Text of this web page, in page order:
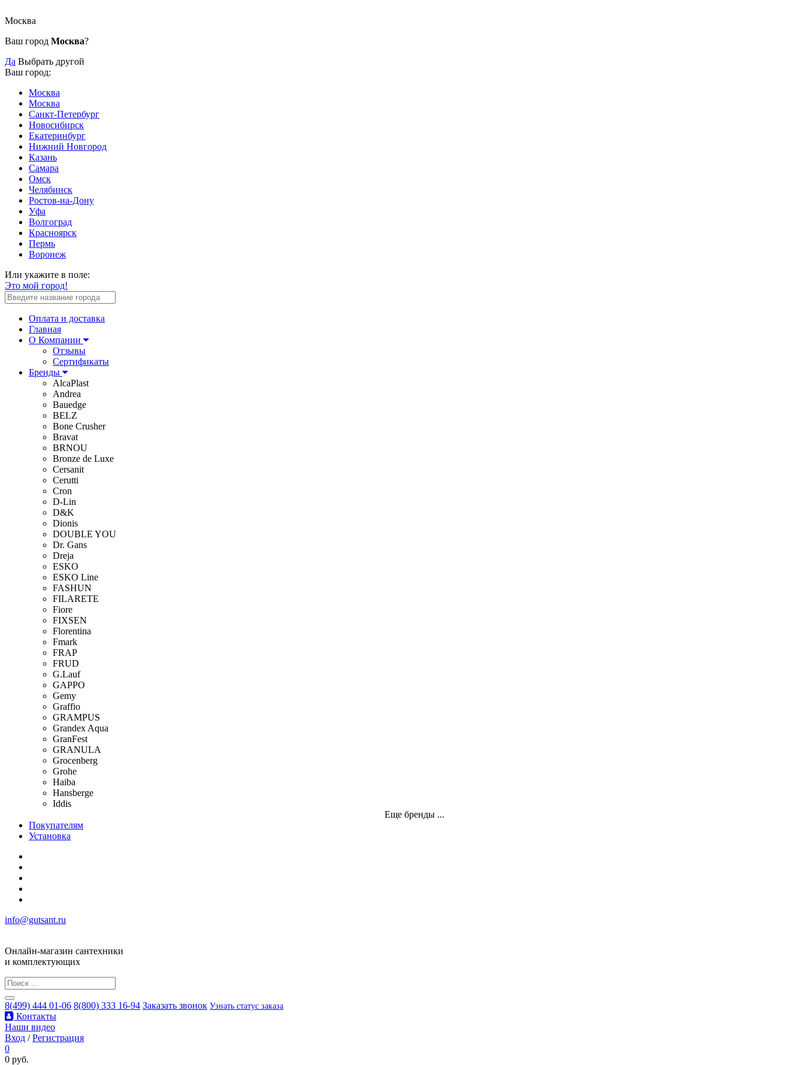
Москва
Ваш город Москва?
Да Выбрать другой
Ваш город:
Москва
Москва
Санкт-Петербург
Новосибирск
Екатеринбург
Нижний Новгород
Казань
Самара
Омск
Челябинск
Ростов-на-Дону
Уфа
Волгоград
Красноярск
Пермь
Воронеж
Или укажите в поле:
Это мой город!
Оплата и доставка
Главная
О Компании
Отзывы
Сертификаты
Бренды
AlcaPlast
Andrea
Bauedge
BELZ
Bone Crusher
Bravat
BRNOU
Bronze de Luxe
Cersanit
Cerutti
Cron
D-Lin
D&K
Dionis
DOUBLE YOU
Dr. Gans
Dreja
ESKO
ESKO Line
FASHUN
FILARETE
Fiore
FIXSEN
Florentina
Fmark
FRAP
FRUD
G.Lauf
GAPPO
Gemy
Graffio
GRAMPUS
Grandex Aqua
GranFest
GRANULA
Grocenberg
Grohe
Haiba
Hansberge
Iddis
Еще бренды ...
Покупателям
Установка
info@gutsant.ru
Онлайн-магазин сантехники
и комплектующих
8(499) 444 01-06 8(800) 333 16-94 Заказать звонок Узнать статус заказа
Контакты
Наши видео
Вход /Регистрация
0
0 руб.